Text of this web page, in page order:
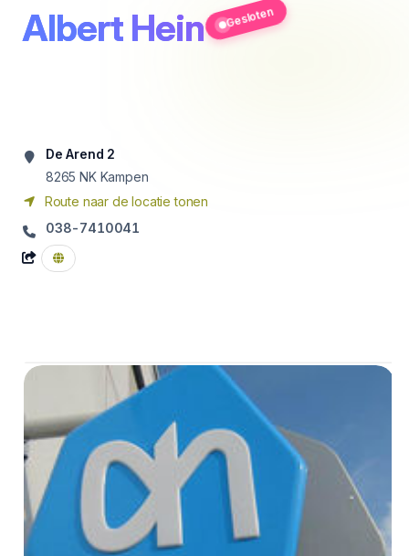
Albert Hein Gesloten
De Arend 2
8265 NK Kampen
Route naar de locatie tonen
038-7410041